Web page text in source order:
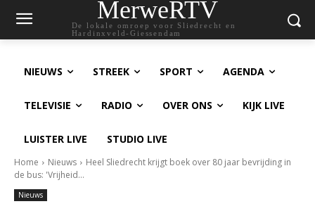
MerweRTV
De lokale omroep voor Sliedrecht en
Hardinxveld-Giessendam
NIEUWS STREEK SPORT AGENDA
TELEVISIE RADIO OVER ONS KIJK LIVE
LUISTER LIVE STUDIO LIVE
Home Nieuws
Heel Sliedrecht krijgt boek over 80 jaar bevrijding in
de bus: 'Vrijheid...
Nieuws